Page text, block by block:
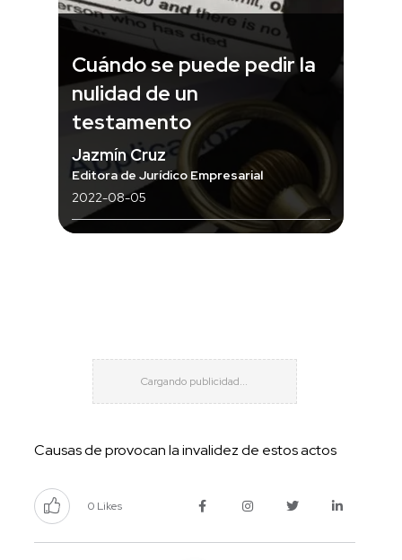
Cuándo se puede pedir la
nulidad de un
testamento
Jazmín Cruz
Editora de Jurídico Empresarial
2022-08-05
Causas de provocan la invalidez de estos actos
0 Likes